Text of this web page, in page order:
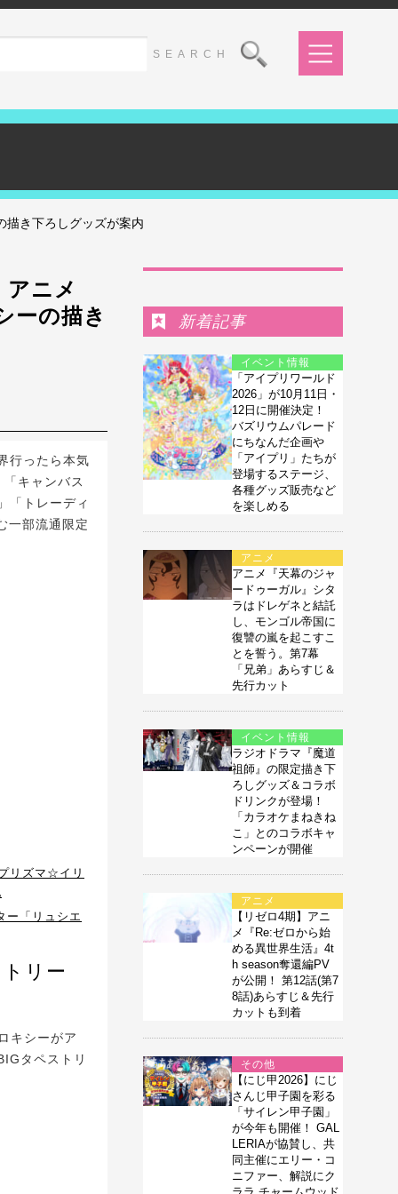
描き下ろしグッズが案内
ニメ
ーの描き
行ったら本気
キャンバス
「トレーディ
一部流通限定
リズマ☆イリ
ー「リュシエ
リー
キシーがア
タペストリ
新着記事
イベント情報
「アイプリワールド
2026」が10月11日・
12日に開催決定！
バズリウムパレード
にちなんだ企画や
「アイプリ」たちが
登場するステージ、
各種グッズ販売など
を楽しめる
アニメ
アニメ『天幕のジャ
ードゥーガル』シタ
ラはドレゲネと結託
し、モンゴル帝国に
復讐の嵐を起こすこ
とを誓う。第7幕
「兄弟」あらすじ＆
先行カット
イベント情報
ラジオドラマ『魔道
祖師』の限定描き下
ろしグッズ＆コラボ
ドリンクが登場！
「カラオケまねきね
こ」とのコラボキャ
ンペーンが開催
アニメ
【リゼロ4期】アニ
メ『Re:ゼロから始
める異世界生活』4t
h season奪還編PV
が公開！ 第12話(第7
8話)あらすじ＆先行
カットも到着
その他
【にじ甲2026】にじ
さんじ甲子園を彩る
「サイレン甲子園」
が今年も開催！ GAL
LERIAが協賛し、共
同主催にエリー・コ
ニファー、解説にク